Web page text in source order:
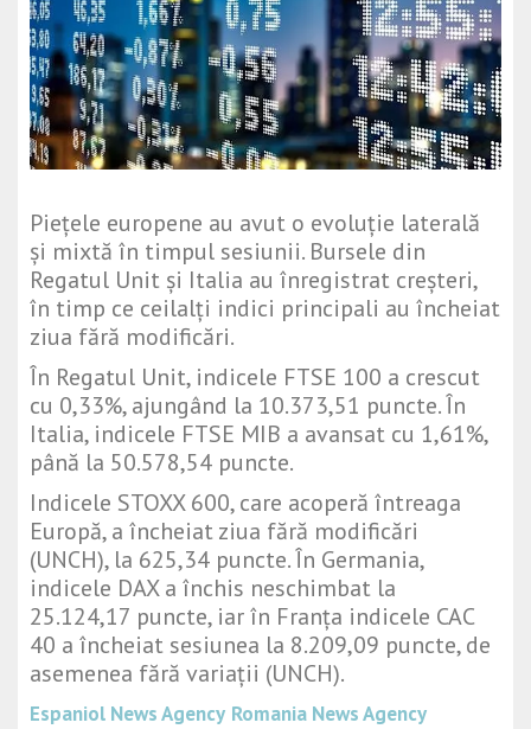
Piețele europene au avut o evoluție laterală
și mixtă în timpul sesiunii. Bursele din
Regatul Unit și Italia au înregistrat creșteri,
în timp ce ceilalți indici principali au încheiat
ziua fără modificări.
În Regatul Unit, indicele FTSE 100 a crescut
cu 0,33%, ajungând la 10.373,51 puncte. În
Italia, indicele FTSE MIB a avansat cu 1,61%,
până la 50.578,54 puncte.
Indicele STOXX 600, care acoperă întreaga
Europă, a încheiat ziua fără modificări
(UNCH), la 625,34 puncte. În Germania,
indicele DAX a închis neschimbat la
25.124,17 puncte, iar în Franța indicele CAC
40 a încheiat sesiunea la 8.209,09 puncte, de
asemenea fără variații (UNCH).
Espaniol News Agency Romania News Agency